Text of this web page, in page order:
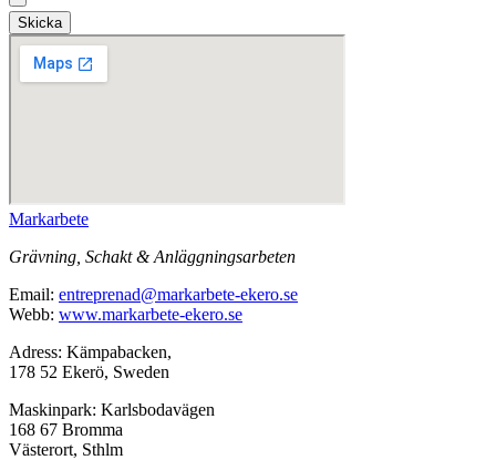
Skicka
Markarbete
Grävning, Schakt & Anläggningsarbeten
Email: entreprenad@markarbete-ekero.se
Webb: www.markarbete-ekero.se
Adress: Kämpabacken,
178 52 Ekerö, Sweden
Maskinpark: Karlsbodavägen
168 67 Bromma
Västerort, Sthlm